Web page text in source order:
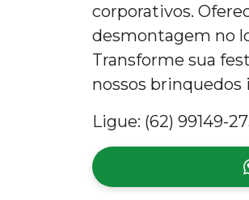
corporativos.
desmontagem no
Transforme sua
nossos
Ligue: (62) 99149-